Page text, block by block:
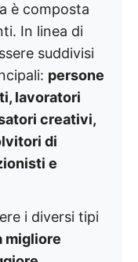
è composta
In linea di
suddivisi
persone
lavoratori
creativi,
di
e
i diversi tipi
migliore